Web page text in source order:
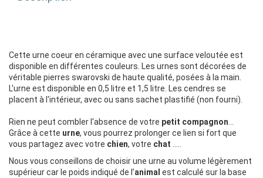
Cette urne coeur en céramique avec une surface veloutée est
disponible en différentes couleurs. Les urnes sont décorées de
véritable pierres swarovski de haute qualité, posées à la main.
L'urne est disponible en 0,5 litre et 1,5 litre. Les cendres se
placent à l'intérieur, avec ou sans sachet plastifié (non fourni).
Rien ne peut combler l'absence de votre petit compagnon
Grâce à cette urne, vous pourrez prolonger ce lien si fort que
vous partagez avec votre chien, votre chat
Nous vous conseillons de choisir une urne au volume légèrement
supérieur car le poids indiqué de l’animal est calculé sur la base